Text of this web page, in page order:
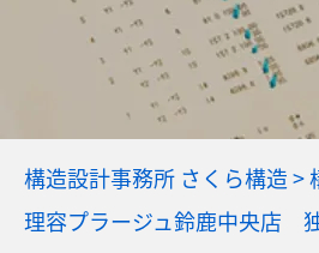
構造設計事務所 さくら構造>
理容プラージュ鈴鹿中央店